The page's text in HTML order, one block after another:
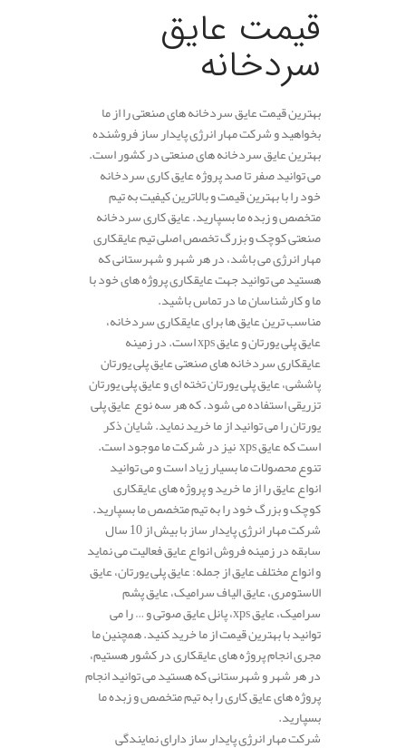
قیمت عایق
سردخانه
بهترین قیمت عایق سردخانه های صنعتی را از ما
بخواهید و شرکت مهار انرژی پایدار ساز فروشنده
بهترین عایق سردخانه های صنعتی در کشور است.
می توانید صفر تا صد پروژه عایق کاری سردخانه
خود را با بهترین قیمت و بالاترین کیفیت به تیم
متخصص و زبده ما بسپارید. عایق کاری سردخانه
صنعتی کوچک و بزرگ تخصص اصلی تیم عایقکاری
مهار انرژی می باشد، در هر شهر و شهرستانی که
هستید می توانید جهت عایقکاری پروژه های خود با
ما و کارشناسان ما در تماس باشید.
مناسب ترین عایق ها برای عایقکاری سردخانه،
عایق پلی یورتان و عایق xps است. در زمینه
عایقکاری سردخانه های صنعتی عایق پلی یورتان
پاششی، عایق پلی یورتان تخته ای و عایق پلی یورتان
تزریقی استفاده می شود. که هر سه نوع عایق پلی
یورتان را می توانید از ما خرید نماید. شایان ذکر
است که عایق xps نیز در شرکت ما موجود است.
تنوع محصولات ما بسیار زیاد است و می توانید
انواع عایق را از ما خرید و پروژه های عایقکاری
کوچک و بزرگ خود را به تیم متخصص ما بسپارید.
شرکت مهار انرژی پایدار ساز با بیش از 10 سال
سابقه در زمینه فروش انواع عایق فعالیت می نماید
و انواع مختلف عایق از جمله: عایق پلی یورتان، عایق
الاستومری، عایق الیاف سرامیک، عایق پشم
سرامیک، عایق xps، پانل عایق صوتی و … را می
توانید با بهترین قیمت از ما خرید کنید. همچنین ما
مجری انجام پروژه های عایقکاری در کشور هستیم،
در هر شهر و شهرستانی که هستید می توانید انجام
پروژه های عایق کاری را به تیم متخصص و زبده ما
بسپارید.
شرکت مهار انرژی پایدار ساز دارای نمایندگی